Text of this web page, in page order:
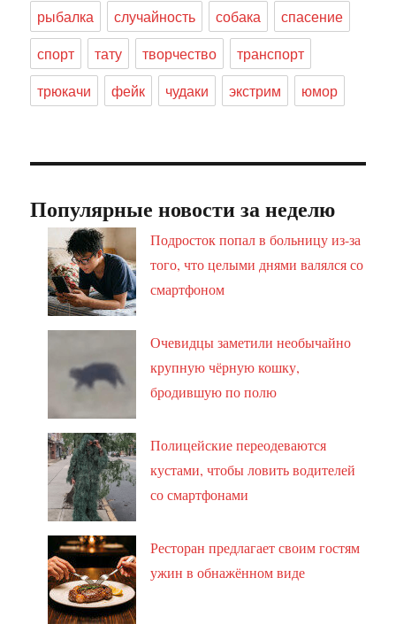
рыбалка
случайность собака
спасение
спорт
тату творчество
транспорт
трюкачи
фейк чудаки экстрим юмор
Популярные новости за неделю
Подросток попал в больницу из-за
того, что целыми днями валялся со
смартфоном
Очевидцы заметили необычайно
крупную чёрную кошку,
бродившую по полю
Полицейские переодеваются
кустами, чтобы ловить водителей
со смартфонами
Ресторан предлагает своим гостям
ужин в обнажённом виде